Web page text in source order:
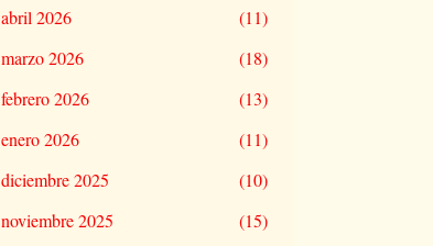
abril 2026
11
marzo 2026
18
febrero 2026
13
enero 2026
11
diciembre 2025
10
noviembre 2025
15